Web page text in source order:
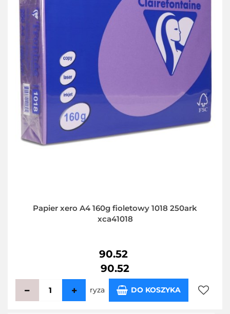
Papier xero A4 160g fioletowy 1018 250ark
xca41018
90.52
90.52
ryza DO KOSZYKA